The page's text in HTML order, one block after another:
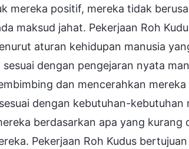
mereka positif, mereka tidak
maksud jahat. Pekerjaan Roh
aturan kehidupan manusia
dengan pengejaran nyata
dan mencerahkan
dengan kebutuhan-kebutuhan
berdasarkan apa yang kurang
Pekerjaan Roh Kudus